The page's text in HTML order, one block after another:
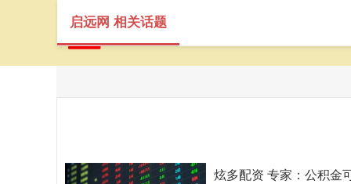
启远网 相关话题
炫多配资 专家：公积金